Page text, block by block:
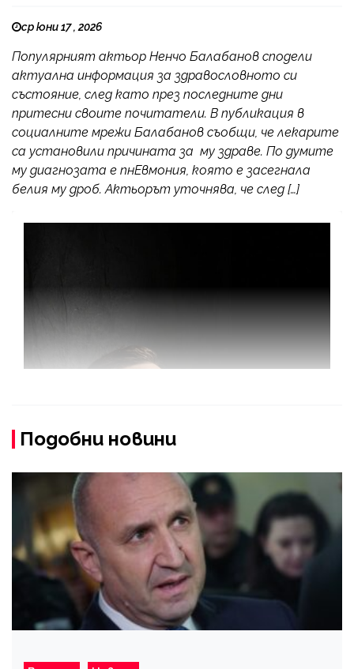
ср юни 17 , 2026
Популярният актьор Ненчо Балабанов сподели
актуална информация за здравословното си
състояние, след като през последните дни
притесни своите почитатели. В публикация в
социалните мрежи Балабанов съобщи, че лекарите
са установили причината за му здраве. По думите
му диагнозата е пнEвмония, която е засегнала
белия му дроб. Актьорът уточнява, че след […]
Подобни новини